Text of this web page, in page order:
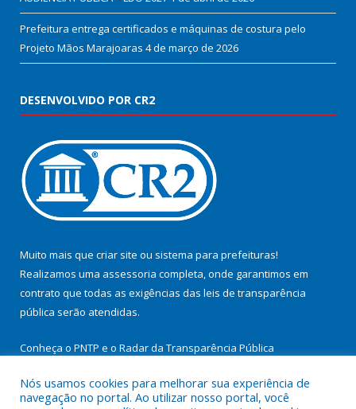
Prefeitura entrega certificados e máquinas de costura pelo
Projeto Mãos Marajoaras 4 de março de 2026
DESENVOLVIDO POR CR2
Muito mais que criar site ou sistema para prefeituras!
Realizamos uma assessoria completa, onde garantimos em
contrato que todas as exigências das leis de transparência
pública serão atendidas.
Conheça o PNTP e o Radar da Transparência Pública
Nós usamos cookies para melhorar sua experiência de
navegação no portal. Ao utilizar nosso portal, você